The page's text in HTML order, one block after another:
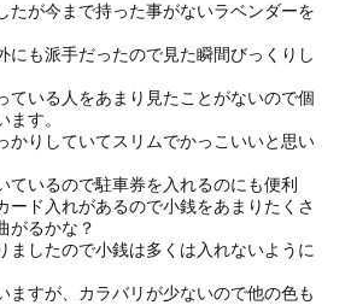
たが今まで持った事がないラベンダーを
にも派手だったので見た瞬間びっくりし
ている人をあまり見たことがないので個
す。
かりしていてスリムでかっこいいと思い
ているので駐車券を入れるのにも便利
ード入れがあるので小銭をあまりたくさ
がるかな？
ましたので小銭は多くは入れないように
ますが、カラバリが少ないので他の色も